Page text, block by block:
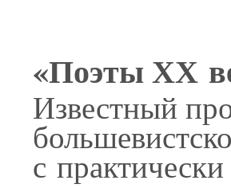
«Поэты ХХ
Известный
с